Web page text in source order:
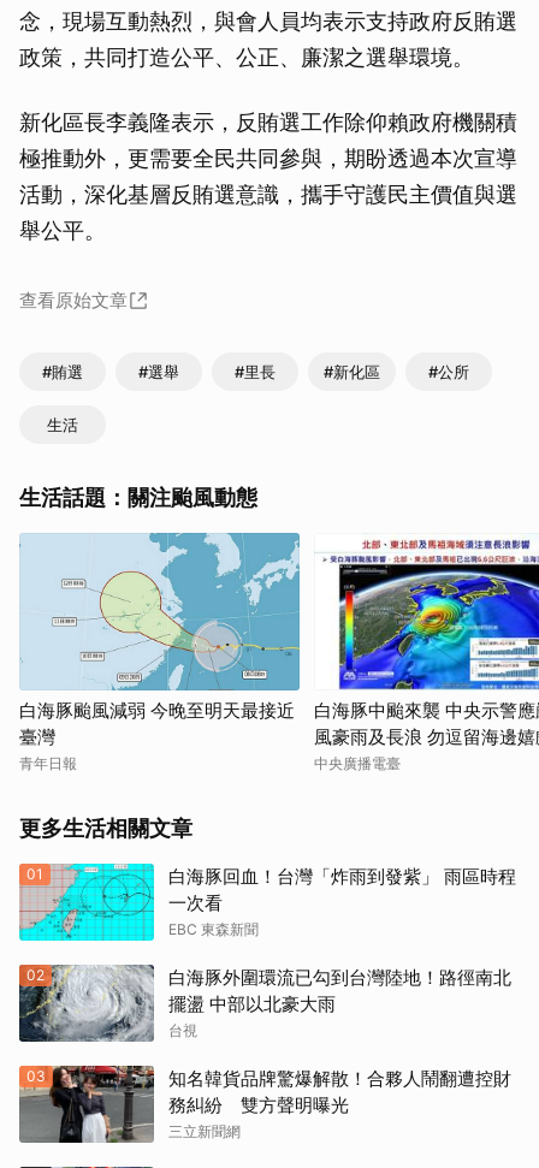
念，現場互動熱烈，與會人員均表示支持政府反賄選
政策，共同打造公平、公正、廉潔之選舉環境。
新化區長李義隆表示，反賄選工作除仰賴政府機關積
極推動外，更需要全民共同參與，期盼透過本次宣導
活動，深化基層反賄選意識，攜手守護民主價值與選
舉公平。
查看原始文章
#賄選 #選舉 #里長 #新化區 #公所
生活
生活話題：關注颱風動態
白海豚颱風減弱 今晚至明天最接近
臺灣
青年日報
白海豚中颱來襲 中央示警
風豪雨及長浪 勿逗留海邊
中央廣播電臺
更多生活相關文章
01
白海豚回血！台灣「炸雨到發紫」 雨區時程
一次看
EBC 東森新聞
02
白海豚外圍環流已勾到台灣陸地！路徑南北
擺盪 中部以北豪大雨
台視
03
知名韓貨品牌驚爆解散！合夥人鬧翻遭控財
務糾紛 雙方聲明曝光
三立新聞網